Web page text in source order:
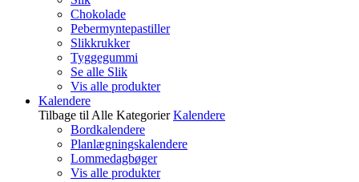
Chokolade
Pebermyntepastiller
Slikkrukker
Tyggegummi
Se alle Slik
Vis alle produkter
Kalendere
Tilbage til Alle Kategorier Kalendere
Bordkalendere
Planlægningskalendere
Lommedagbøger
Vis alle produkter